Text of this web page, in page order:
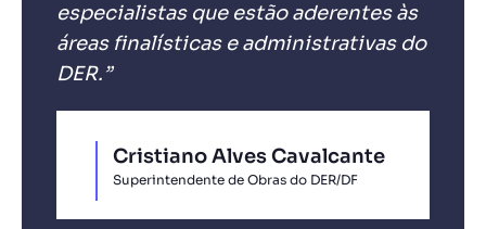
especialistas que estão aderentes às
áreas finalísticas e administrativas do
DER.”
Cristiano Alves Cavalcante
Superintendente de Obras do DER/DF